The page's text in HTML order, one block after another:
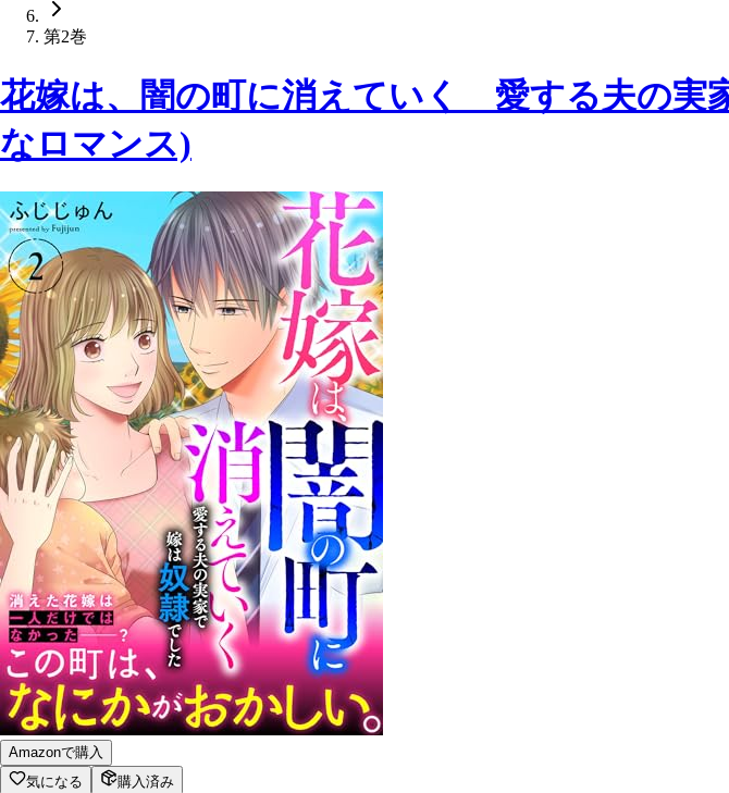
第2巻
花嫁は、闇の町に消えていく 愛する夫の実
なロマンス)
Amazonで購入
気になる
購入済み